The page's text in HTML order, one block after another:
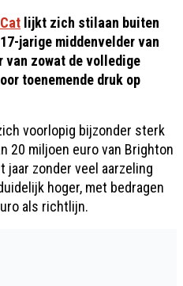
lijkt zich stilaan buiten
jarige middenvelder van
van zowat de volledige
toenemende druk op
voorlopig bijzonder sterk
20 miljoen euro van Brighton
jaar zonder veel aarzeling
hoger, met bedragen
als richtlijn.